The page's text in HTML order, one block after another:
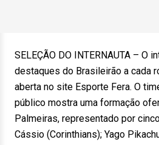
SELEÇÃO DO INTERNAUTA – O
destaques do Brasileirão a cada
aberta no site Esporte Fera. O
público mostra uma formação
Palmeiras, representado por
Cássio (Corinthians); Yago